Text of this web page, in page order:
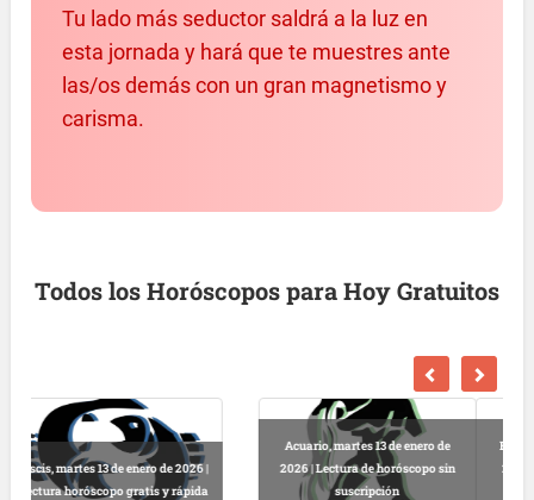
Tu lado más seductor saldrá a la luz en
esta jornada y hará que te muestres ante
las/os demás con un gran magnetismo y
carisma.
Todos los Horóscopos para Hoy Gratuitos
Escorpio, martes 13 de enero de
2026 | Horóscopo gratis hoy y
completo
Libra, martes 13 de enero de 2026 |
Lectura horóscopo online